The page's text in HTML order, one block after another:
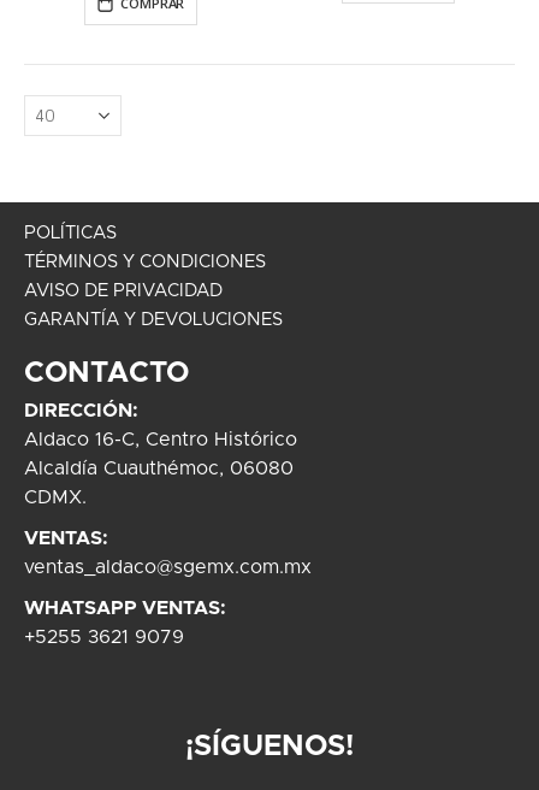
POLÍTICAS
TÉRMINOS Y CONDICIONES
AVISO DE PRIVACIDAD
GARANTÍA Y DEVOLUCIONES
CONTACTO
DIRECCIÓN:
Aldaco 16-C, Centro Histórico
Alcaldía Cuauthémoc, 06080
CDMX.
VENTAS:
ventas_aldaco@sgemx.com.mx
WHATSAPP VENTAS:
+5255 3621 9079
¡SÍGUENOS!